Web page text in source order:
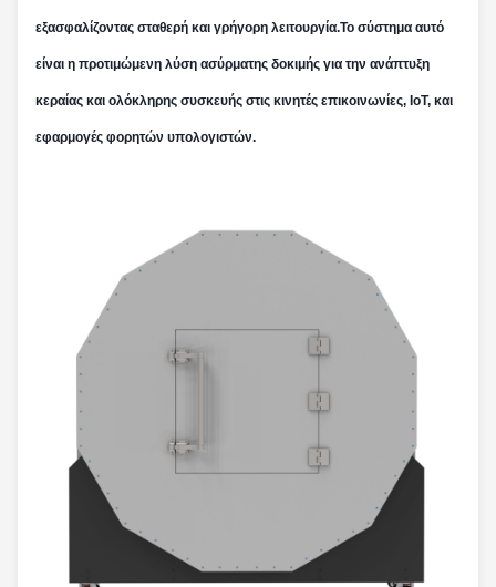
εξασφαλίζοντας σταθερή και γρήγορη λειτουργία.Το σύστημα αυτό
είναι η προτιμώμενη λύση ασύρματης δοκιμής για την ανάπτυξη
κεραίας και ολόκληρης συσκευής στις κινητές επικοινωνίες, IoT, και
εφαρμογές φορητών υπολογιστών.